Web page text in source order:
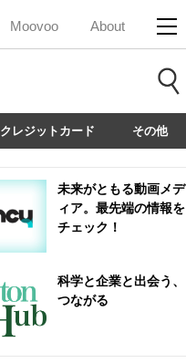
Moovoo About
クレジットカード その他
未来がともる動画メデ
ィア。最先端の情報を
チェック！
科学と企業と出会う、
つながる